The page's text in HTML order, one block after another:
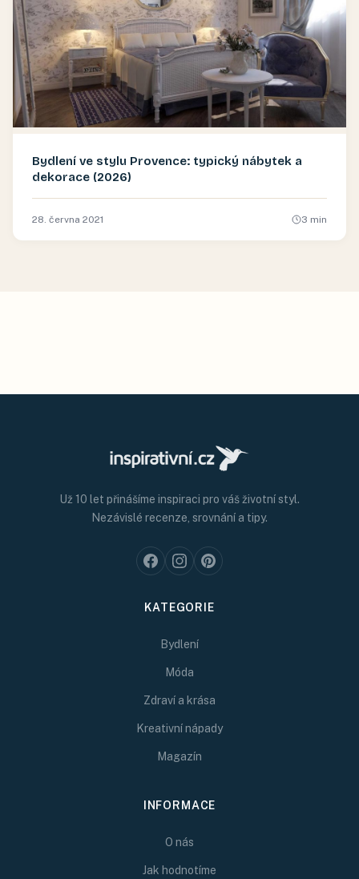
Bydlení ve stylu Provence: typický nábytek a
dekorace (2026)
28. června 2021 3 min
Už 10 let přinášíme inspiraci pro váš životní styl.
Nezávislé recenze, srovnání a tipy.
KATEGORIE
Bydlení
Móda
Zdraví a krása
Kreativní nápady
Magazín
INFORMACE
O nás
Jak hodnotíme